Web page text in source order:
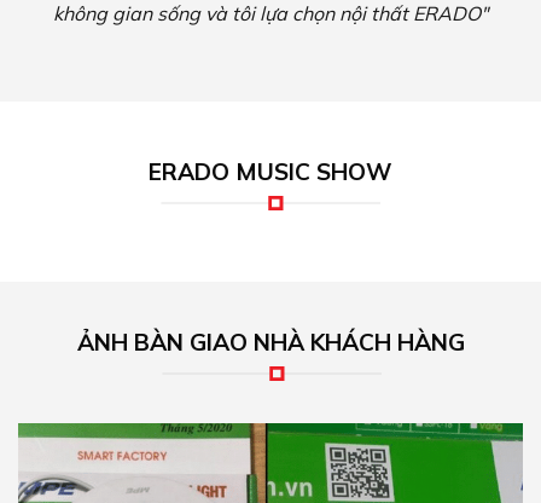
không gian sống và tôi lựa chọn nội thất ERADO"
ERADO MUSIC SHOW
ẢNH BÀN GIAO NHÀ KHÁCH HÀNG